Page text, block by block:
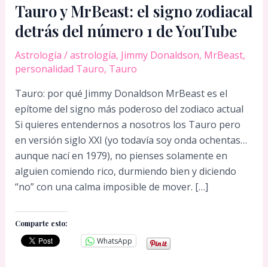
Tauro y MrBeast: el signo zodiacal
detrás del número 1 de YouTube
Astrología /astrología, Jimmy Donaldson, MrBeast,
personalidad Tauro, Tauro
Tauro: por qué Jimmy Donaldson MrBeast es el
epítome del signo más poderoso del zodiaco actual
Si quieres entendernos a nosotros los Tauro pero
en versión siglo XXI (yo todavía soy onda ochentas…
aunque nací en 1979), no pienses solamente en
alguien comiendo rico, durmiendo bien y diciendo
“no” con una calma imposible de mover. […]
Comparte esto:
WhatsApp